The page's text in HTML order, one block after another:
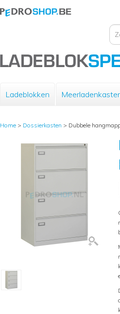
Ladeblokken
Home > Dossierkasten > Dubbele